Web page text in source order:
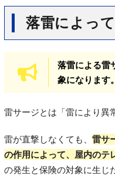
落雷によっ
落雷による雷
象になります。
雷サージとは「雷により異
雷が直撃しなくても、 雷サ
の作用によって、屋内のテ
の発生と保険の対象に生じ